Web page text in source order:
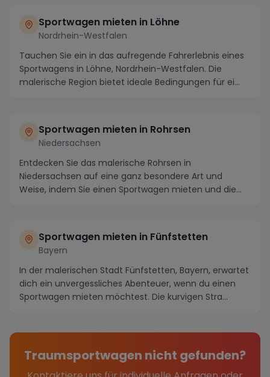
Sportwagen mieten in Löhne
Nordrhein-Westfalen
Tauchen Sie ein in das aufregende Fahrerlebnis eines
Sportwagens in Löhne, Nordrhein-Westfalen. Die
malerische Region bietet ideale Bedingungen für ei...
Sportwagen mieten in Rohrsen
Niedersachsen
Entdecken Sie das malerische Rohrsen in
Niedersachsen auf eine ganz besondere Art und
Weise, indem Sie einen Sportwagen mieten und die
Sportwagen mieten in Fünfstetten
Bayern
In der malerischen Stadt Fünfstetten, Bayern, erwartet
dich ein unvergessliches Abenteuer, wenn du einen
Sportwagen mieten möchtest. Die kurvigen Stra...
Traumsportwagen nicht gefunden?